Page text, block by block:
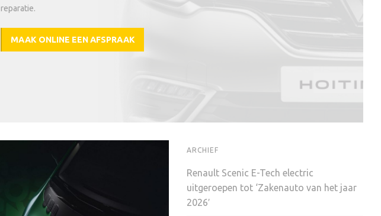
reparatie.
MAAK ONLINE EEN AFSPRAAK
ARCHIEF
Renault Scenic E-Tech electric
uitgeroepen tot ‘Zakenauto van het jaar
2026′